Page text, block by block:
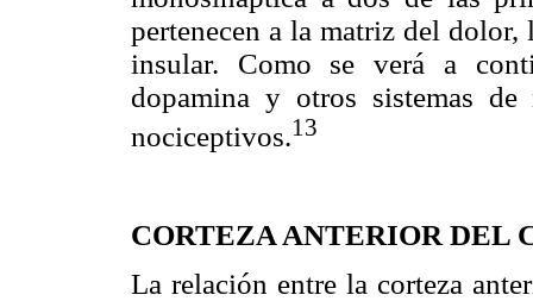
pertenecen a la matriz del
insular. Como se verá a
dopamina y otros sistemas de
nociceptivos.13
CORTEZA ANTERIOR DEL
La relación entre la corteza